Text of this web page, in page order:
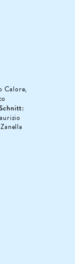
Calore,